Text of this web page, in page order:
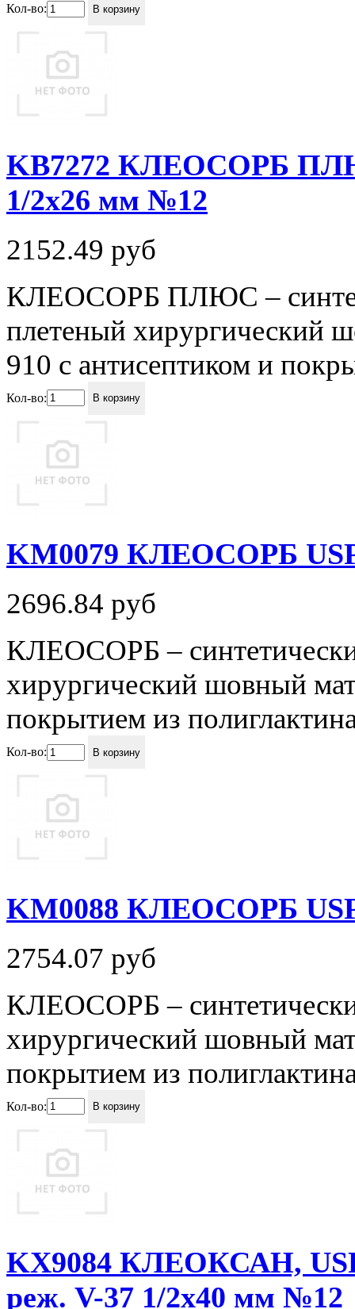
Кол-во: В корзину
KВ7272 КЛЕОСОРБ
1/2x26 мм №12
2152.49 руб
КЛЕОСОРБ ПЛЮС –
плетеный хирургический
910 с антисептиком и
Кол-во: В корзину
KM0079 КЛЕОСОРБ
2696.84 руб
КЛЕОСОРБ –
хирургический шовный
покрытием из
Кол-во: В корзину
KM0088 КЛЕОСОРБ
2754.07 руб
КЛЕОСОРБ –
хирургический шовный
покрытием из
Кол-во: В корзину
KX9084 КЛЕОКСАН, USР
реж. V-37 1/2x40 мм №12